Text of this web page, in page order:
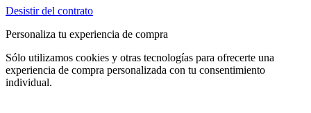
Desistir del contrato
Personaliza tu experiencia de compra
Sólo utilizamos cookies y otras tecnologías para ofrecerte una
experiencia de compra personalizada con tu consentimiento
individual.